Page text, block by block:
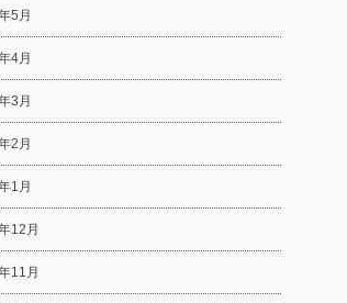
5月
4月
3月
2月
1月
12月
11月